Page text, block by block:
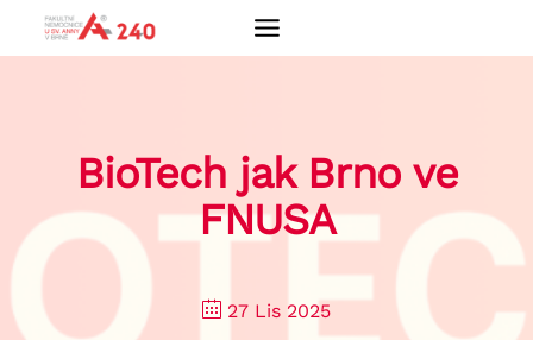
Přeskočit
obsah
BioTech jak Brno ve
FNUSA
27 Lis 2025